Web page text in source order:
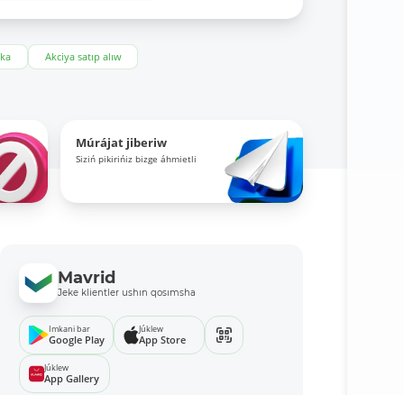
Akciya satıp alıw
Múrájat jiberiw
Siziń pikirińiz bizge áhmietli
Mavrid
Jeke klientler ushın qosımsha
Imkani bar
Google Play
Júklew
App Store
Júklew
App Gallery